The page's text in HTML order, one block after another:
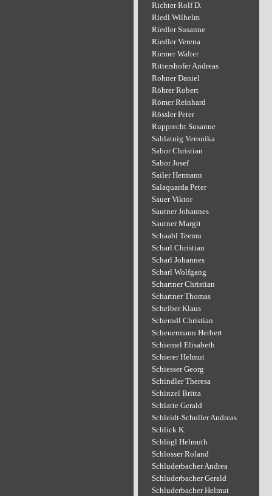
Richter Rolf D.
Riedl Wilhelm
Riedler Susanne
Riedler Verena
Riemer Walter
Rittershofer Andreas
Rohner Daniel
Röhrer Robert
Römer Reinhard
Rössler Peter
Rupprecht Susanne
Sablatnig Veronika
Sabor Christian
Sabor Josef
Sailer Hermann
Salaquarda Peter
Sauer Viktor
Sautner Johannes
Sautner Margit
Schaabl Teemu
Scharl Christian
Scharl Johannes
Scharl Wolfgang
Schartner Christian
Schartner Thomas
Scheiber Klaus
Scherndl Christian
Scheuermann Herbert
Schiemel Elisabeth
Schierer Helmut
Schiesser Georg
Schindler Theresa
Schinzel Britta
Schlatte Gerald
Schleidt-Schuller Andreas
Schlick K.
Schlögl Helmuth
Schlosser Roland
Schluderbacher Andrea
Schluderbacher Gerald
Schluderbacher Helmut